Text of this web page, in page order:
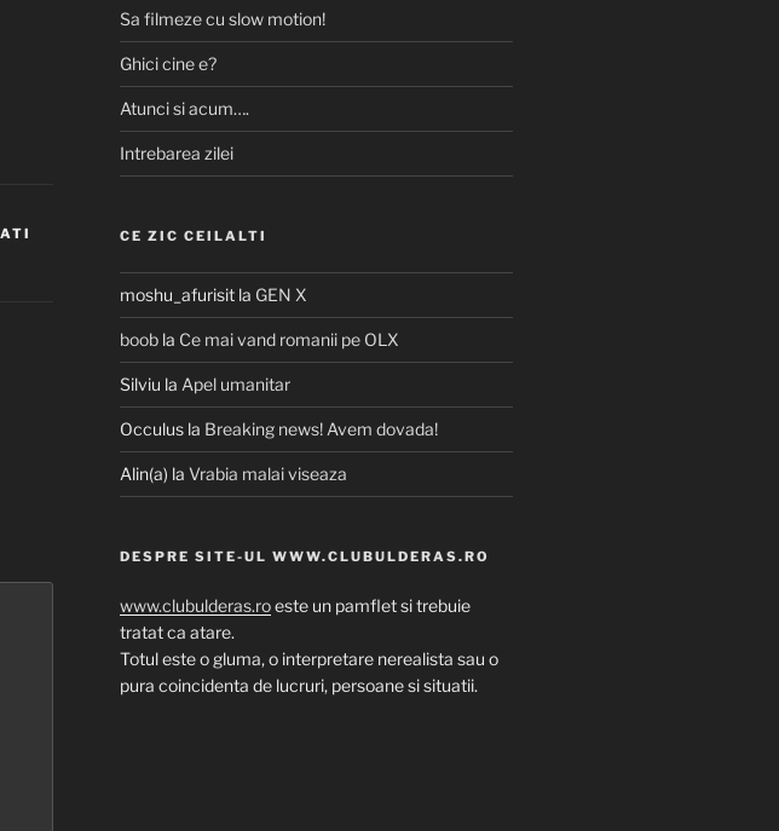
Sa filmeze cu slow motion!
Ghici cine e?
Atunci si acum….
Intrebarea zilei
CE ZIC CEILALTI
moshu_afurisitla GEN X
boobla Ce mai vand romanii pe OLX
Silviu la Apel umanitar
Occulusla Breaking news! Avem dovada!
Alin(a) la Vrabia malai viseaza
DESPRE SITE-UL WWW.CLUBULDERAS.RO
www.clubulderas.roeste un pamflet si trebuie
tratat ca atare.
Totul este o gluma, o interpretare nerealista sau o
pura coincidenta de lucruri, persoane si situatii.